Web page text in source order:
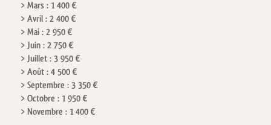
> Mars : 1 400 €
> Avril : 2 400 €
> Mai : 2 950 €
> Juin : 2 750 €
> Juillet : 3 950 €
> Août : 4 500 €
> Septembre : 3 350 €
> Octobre : 1 950 €
> Novembre : 1 400 €